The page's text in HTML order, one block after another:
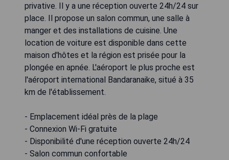
privative. Il y a une réception ouverte 24h/24 sur
place. Il propose un salon commun, une salle à
manger et des installations de cuisine. Une
location de voiture est disponible dans cette
maison d'hôtes et la région est prisée pour la
plongée en apnée. L'aéroport le plus proche est
l'aéroport international Bandaranaike, situé à 35
km de l'établissement.
- Emplacement idéal près de la plage
- Connexion Wi-Fi gratuite
- Disponibilité d'une réception ouverte 24h/24
- Salon commun confortable